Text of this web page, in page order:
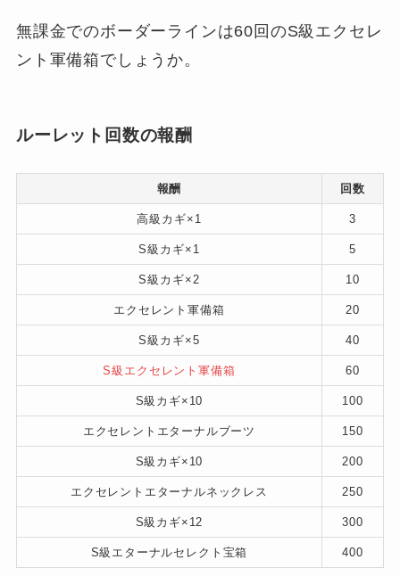
無課金でのボーダーラインは60回のS級エクセレ
ント軍備箱でしょうか。
ルーレット回数の報酬
報酬 回数
高級カギ×1 3
S級カギ×1 5
S級カギ×2 10
エクセレント軍備箱 20
S級カギ×5 40
S級エクセレント軍備箱 60
S級カギ×10 100
エクセレントエターナルブーツ 150
S級カギ×10 200
エクセレントエターナルネックレス 250
S級カギ×12 300
S級エターナルセレクト宝箱 400